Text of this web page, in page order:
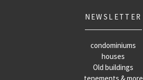
NEWSLETTER
condominiums
houses
Old buildings